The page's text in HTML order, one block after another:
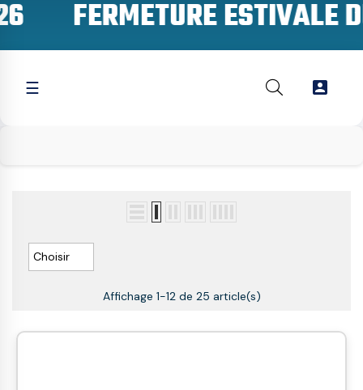
☰ 
Choisir
Affichage 1-12 de 25 article(s)